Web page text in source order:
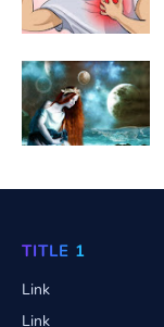
TITLE 1
Link
Link